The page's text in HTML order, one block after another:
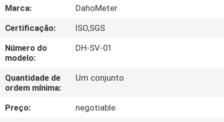
EXCURSÃO
DA
FÁBRICA
CONTROLE
DA
QUALIDADE
Marca:
DahoMeter
Certificação:
ISO,SGS
Número do
modelo:
DH-SV-01
Quantidade de
ordem mínima:
Um conjunto
Preço:
negotiable